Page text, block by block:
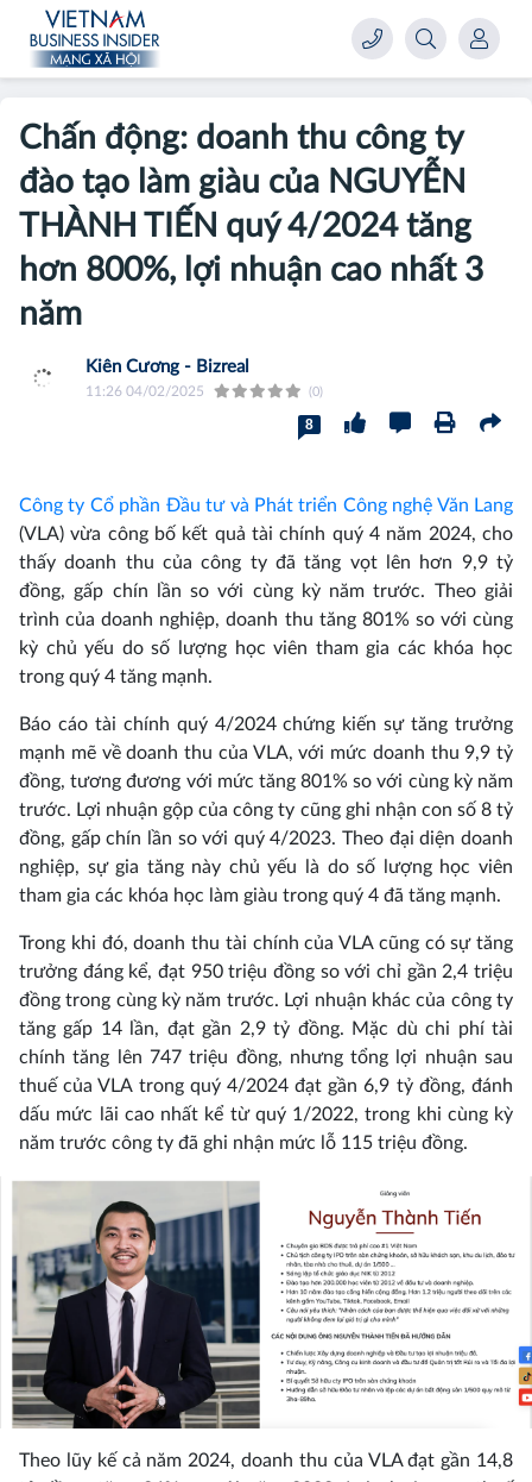
Chấn động: doanh thu công ty
đào tạo làm giàu của NGUYỄN
THÀNH TIẾN quý 4/2024 tăng
hơn 800%, lợi nhuận cao nhất 3
năm
Kiên Cương - Bizreal
11:26 04/02/2025 (0)
8
Công ty Cổ phần Đầu tư và Phát triển Công nghệ Văn Lang
(VLA) vừa công bố kết quả tài chính quý 4 năm 2024, cho
thấy doanh thu của công ty đã tăng vọt lên hơn 9,9 tỷ
đồng, gấp chín lần so với cùng kỳ năm trước. Theo giải
trình của doanh nghiệp, doanh thu tăng 801% so với cùng
kỳ chủ yếu do số lượng học viên tham gia các khóa học
trong quý 4 tăng mạnh.
Báo cáo tài chính quý 4/2024 chứng kiến sự tăng trưởng
mạnh mẽ về doanh thu của VLA, với mức doanh thu 9,9 tỷ
đồng, tương đương với mức tăng 801% so với cùng kỳ năm
trước. Lợi nhuận gộp của công ty cũng ghi nhận con số 8 tỷ
đồng, gấp chín lần so với quý 4/2023. Theo đại diện doanh
nghiệp, sự gia tăng này chủ yếu là do số lượng học viên
tham gia các khóa học làm giàu trong quý 4 đã tăng mạnh.
Trong khi đó, doanh thu tài chính của VLA cũng có sự tăng
trưởng đáng kể, đạt 950 triệu đồng so với chỉ gần 2,4 triệu
đồng trong cùng kỳ năm trước. Lợi nhuận khác của công ty
tăng gấp 14 lần, đạt gần 2,9 tỷ đồng. Mặc dù chi phí tài
chính tăng lên 747 triệu đồng, nhưng tổng lợi nhuận sau
thuế của VLA trong quý 4/2024 đạt gần 6,9 tỷ đồng, đánh
dấu mức lãi cao nhất kể từ quý 1/2022, trong khi cùng kỳ
năm trước công ty đã ghi nhận mức lỗ 115 triệu đồng.
Theo lũy kế cả năm 2024, doanh thu của VLA đạt gần 14,8